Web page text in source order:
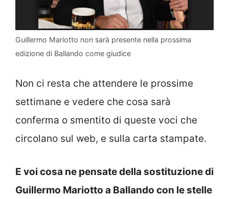
Guillermo Mariotto non sarà presente nella prossima
edizione di Ballando come giudice
Non ci resta che attendere le prossime
settimane e vedere che cosa sarà
conferma o smentito di queste voci che
circolano sul web, e sulla carta stampate.
E voi cosa ne pensate della sostituzione di
Guillermo Mariotto a Ballando con le stelle